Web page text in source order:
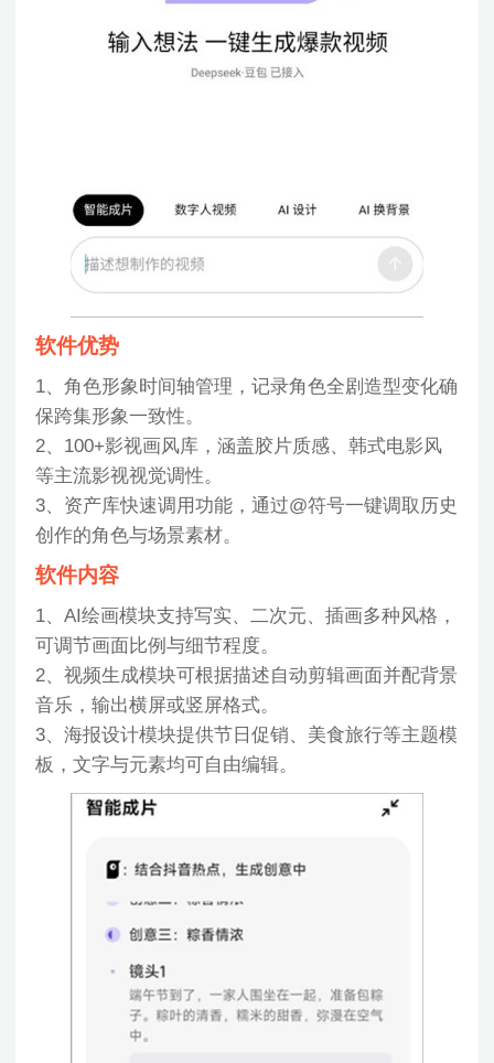
软件优势
1、角色形象时间轴管理，记录角色全剧造型变化确
保跨集形象一致性。
2、100+影视画风库，涵盖胶片质感、韩式电影风
等主流影视视觉调性。
3、资产库快速调用功能，通过@符号一键调取历史
创作的角色与场景素材。
软件内容
1、AI绘画模块支持写实、二次元、插画多种风格，
可调节画面比例与细节程度。
2、视频生成模块可根据描述自动剪辑画面并配背景
音乐，输出横屏或竖屏格式。
3、海报设计模块提供节日促销、美食旅行等主题模
板，文字与元素均可自由编辑。